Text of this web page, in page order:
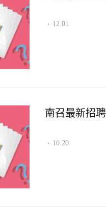
· 12.01
南召最新招
· 10.20